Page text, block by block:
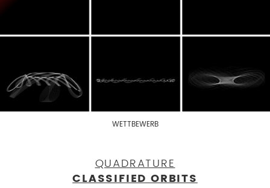
WETTBEWERB
QUADRATURE
CLASSIFIED ORBITS